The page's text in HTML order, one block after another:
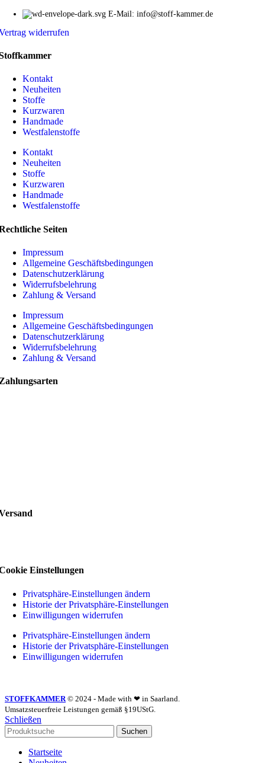
E-Mail: info@stoff-kammer.de
widerrufen
Kontakt
Neuheiten
Stoffe
Kurzwaren
Handmade
Westfalenstoffe
Kontakt
Neuheiten
Stoffe
Kurzwaren
Handmade
Westfalenstoffe
Seiten
Impressum
Allgemeine Geschäftsbedingungen
Datenschutzerklärung
Widerrufsbelehrung
Zahlung & Versand
Impressum
Allgemeine Geschäftsbedingungen
Datenschutzerklärung
Widerrufsbelehrung
Zahlung & Versand
Einstellungen
Privatsphäre-Einstellungen ändern
Historie der Privatsphäre-Einstellungen
Einwilligungen widerrufen
Privatsphäre-Einstellungen ändern
Historie der Privatsphäre-Einstellungen
Einwilligungen widerrufen
STOFFKAMMER © 2024 - Made with ❤ in Saarland.
Umsatzsteuerfreie Leistungen gemäß §19UStG.
Schließen
Suchen
Startseite